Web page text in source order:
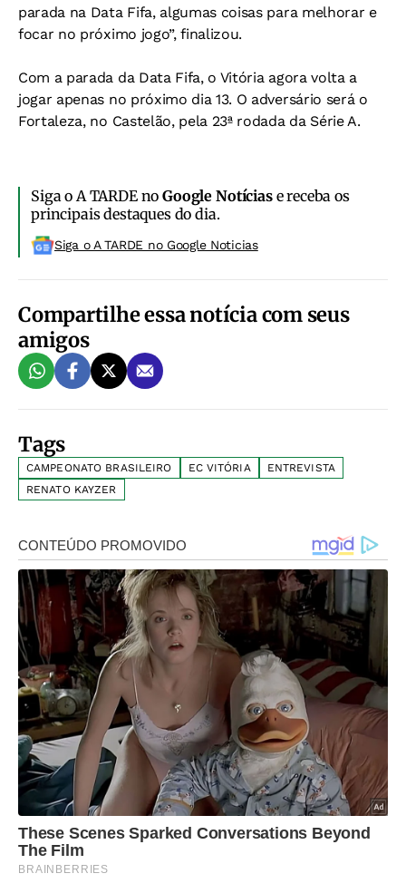
parada na Data Fifa, algumas coisas para melhorar e
focar no próximo jogo”, finalizou.
Com a parada da Data Fifa, o Vitória agora volta a
jogar apenas no próximo dia 13. O adversário será o
Fortaleza, no Castelão, pela 23ª rodada da Série A.
Siga o A TARDE noGoogle Notíciase receba os
principais destaques do dia.
Siga o A TARDE no Google Noticias
Compartilhe essa notícia com seus
amigos
Tags
CAMPEONATO BRASILEIRO EC VITÓRIA
ENTREVISTA
RENATO KAYZER